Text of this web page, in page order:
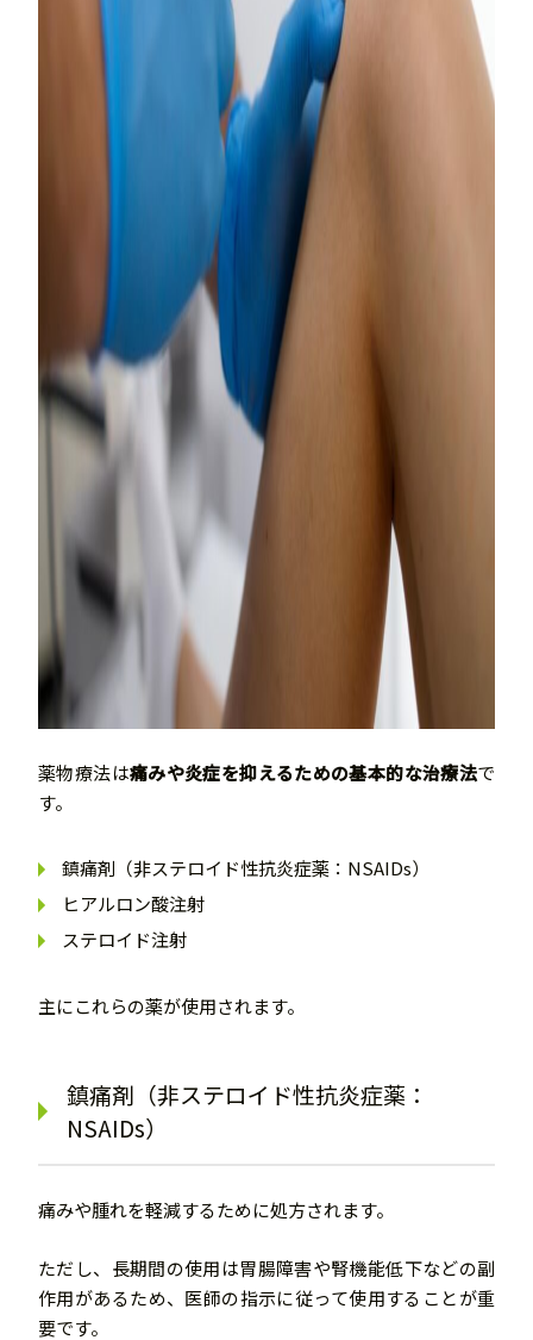
薬物療法は痛みや炎症を抑えるための基本的な治療法で
す。
鎮痛剤（非ステロイド性抗炎症薬：NSAIDs）
ヒアルロン酸注射
ステロイド注射
主にこれらの薬が使用されます。
鎮痛剤（非ステロイド性抗炎症薬：
NSAIDs）
痛みや腫れを軽減するために処方されます。
ただし、長期間の使用は胃腸障害や腎機能低下などの副
作用があるため、医師の指示に従って使用することが重
要です。